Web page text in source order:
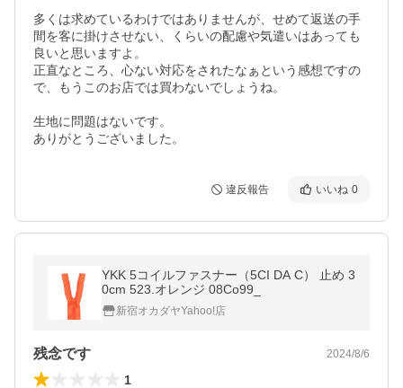
多くは求めているわけではありませんが、せめて返送の手
間を客に掛けさせない、くらいの配慮や気遣いはあっても
良いと思いますよ。
正直なところ、心ない対応をされたなぁという感想ですの
で、もうこのお店では買わないでしょうね。
生地に問題はないです。
ありがとうございました。
違反報告 いいね 0
YKK 5コイルファスナー（5CI DA C） 止め 3
0cm 523.オレンジ 08Co99_
新宿オカダヤYahoo!店
残念です 2024/8/6
1